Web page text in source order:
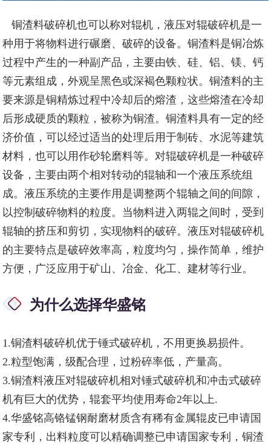
铜渣料破碎机也可以称对辊机，液压对辊破碎机是一
种用于将物料进行碾磨、破碎的设备。铜渣料是铜冶炼
过程中产生的一种副产品，主要由铁、硅、铝、镁、钙
等元素组成，外观呈黑色或深褐色颗粒状。铜渣料的主
要来源是铜精炼过程中冷却后的熔渣，这些熔渣在冷却
后形成硬质的颗粒，被称为铜渣。铜渣料具有一定的经
济价值，可以经过适当的处理后用于制砖、水泥等建筑
材料，也可以用作砂轮磨料等。 对辊破碎机是一种破碎
设备，主要由两个相对转动的辊轴和一个液压系统组
成。液压系统的主要作用是调整两个辊轴之间的间隙，
以控制破碎物料的粒度。当物料进入两辊之间时，受到
辊轴的挤压和剪切，实现物料的破碎。液压对辊破碎机
的主要特点是破碎效率高，粒度均匀，操作简单，维护
方便，广泛应用于矿山、冶金、化工、建材等行业。
为什么选择华盛铭
1.铜渣料破碎机优于锤式破碎机，不用更换易损件。
2.粒型饱满，级配合理，过粉碎率低，产量高。
3.铜渣料液压对辊破碎机相对锤式破碎机和冲击式破碎
机有巨大的优势，辊套平均使用寿命2年以上.
4.华盛铭高铬锰钢耐磨材质含有稀有金属辊皮已申请国
家专利，出料粒度可以精确调整已申请国家专利，铜渣